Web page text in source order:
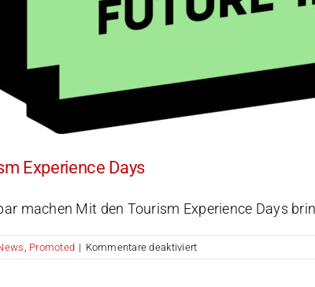
Experience Days
machen Mit den Tourism Experience Days
, Promoted | Kommentare deaktiviertfür
Future